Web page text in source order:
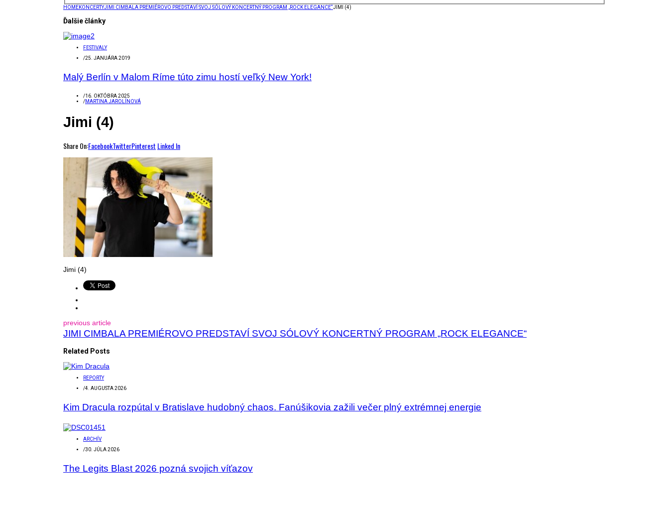
HOMEKONCERTYJIMI CIMBALA PREMIÉROVO PREDSTAVÍ SVOJ SÓLOVÝ KONCERTNÝ PROGRAM „ROCK ELEGANCE“JIMI (4)
Ďalšie články
FESTIVALY
/25. JANUÁRA 2019
Malý Berlín v Malom Ríme túto zimu hostí veľký New York!
/16. OKTÓBRA 2025
/MARTINA JAROLÍNOVÁ
Jimi (4)
Share On:FacebookTwitterPinterest Linked In
Jimi (4)
previous article
JIMI CIMBALA PREMIÉROVO PREDSTAVÍ SVOJ SÓLOVÝ KONCERTNÝ PROGRAM „ROCK ELEGANCE“
Related Posts
REPORTY
/4. AUGUSTA 2026
Kim Dracula rozpútal v Bratislave hudobný chaos. Fanúšikovia zažili večer plný extrémnej energie
ARCHÍV
/30. JÚLA 2026
The Legits Blast 2026 pozná svojich víťazov